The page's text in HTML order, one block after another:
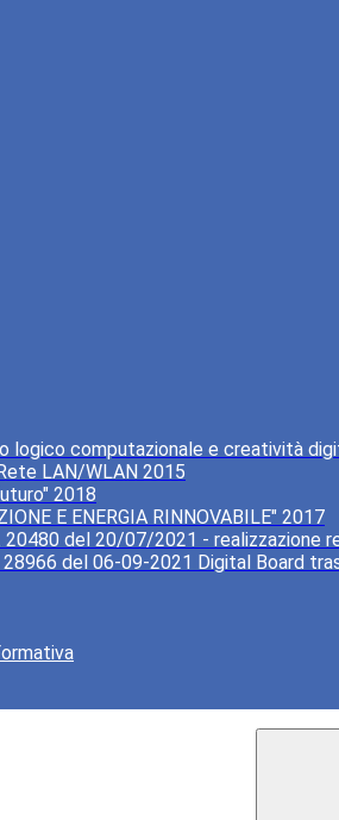
logico computazionale e creatività
LAN/WLAN 2015
2018
E ENERGIA RINNOVABILE" 2017
20480 del 20/07/2021 - realizzazione
28966 del 06-09-2021 Digital Board